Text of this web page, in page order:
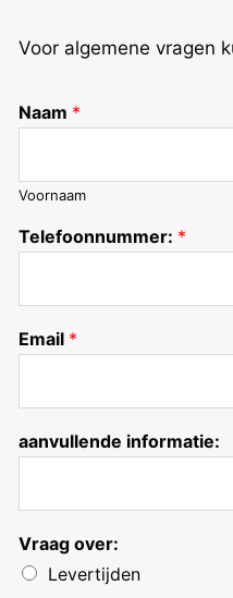
Voor algemene vragen
Naam *
Voornaam
Telefoonnummer: *
Email *
aanvullende informatie:
Vraag over:
Levertijden